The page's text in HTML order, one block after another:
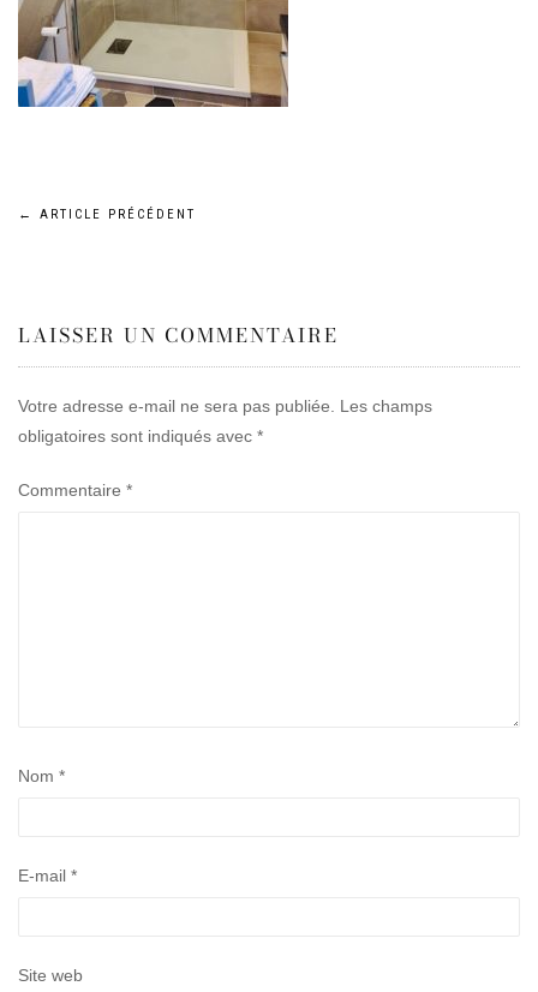
Navigation
l’article
← ARTICLE PRÉCÉDENT
LAISSER UN COMMENTAIRE
Votre adresse e-mail ne sera pas publiée.
Les champs
obligatoires sont indiqués avec *
Commentaire *
Nom *
E-mail *
Site web